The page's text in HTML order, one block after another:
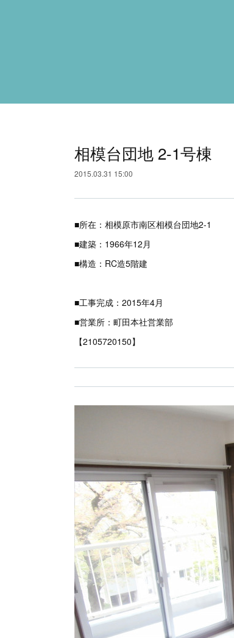
相模台団地 2-1号棟
2015.03.31 15:00
■所在：相模原市南区相模台団地2-1
■建築：1966年12月
■構造：RC造5階建
■工事完成：2015年4月
■営業所：町田本社営業部
【2105720150】